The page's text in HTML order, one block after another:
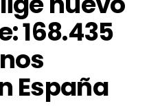
168.435
España